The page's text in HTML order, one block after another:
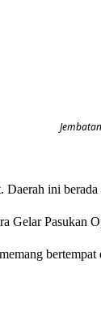
ini
Gelar Pasukan